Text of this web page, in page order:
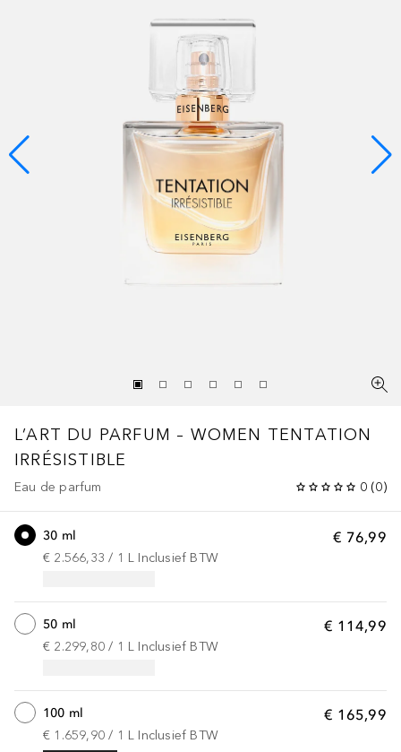
L’ART DU PARFUM – WOMEN TENTATION
IRRÉSISTIBLE
Eau de parfum 0 (0)
€ 76,99
30 ml
€ 2.566,33 / 1 L Inclusief BTW
€ 114,99
50 ml
€ 2.299,80 / 1 L Inclusief BTW
€ 165,99
100 ml
€ 1.659,90 / 1 L Inclusief BTW